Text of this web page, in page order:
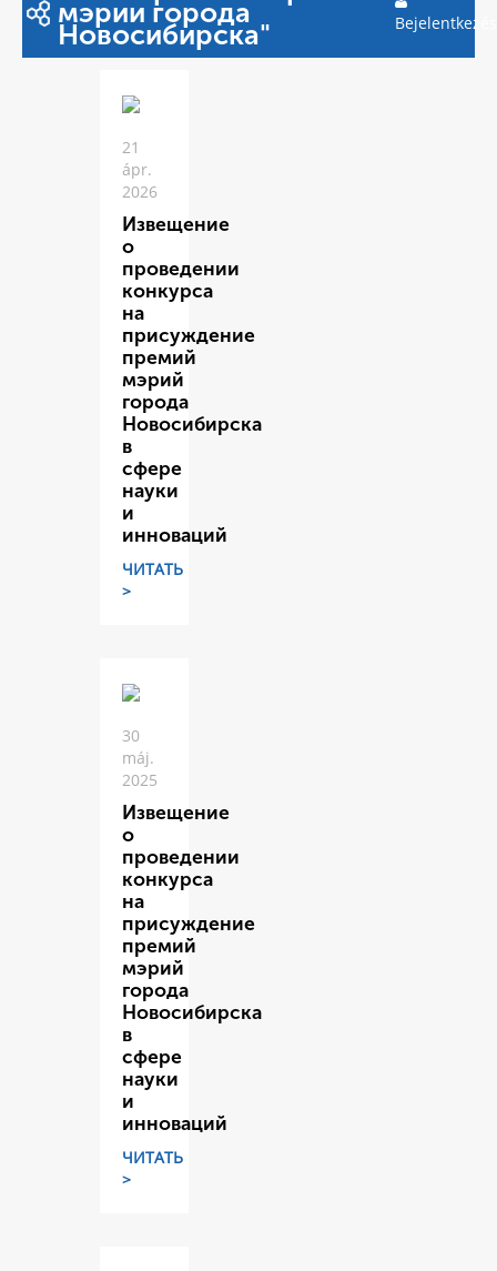
мэрии города
Новосибирска" Bejelentkezés
21
ápr.
2026
Извещение
о
проведении
конкурса
на
присуждение
премий
мэрий
города
Новосибирска
в
сфере
науки
и
инноваций
ЧИТАТЬ
>
30
máj.
2025
Извещение
о
проведении
конкурса
на
присуждение
премий
мэрий
города
Новосибирска
в
сфере
науки
и
инноваций
ЧИТАТЬ
>